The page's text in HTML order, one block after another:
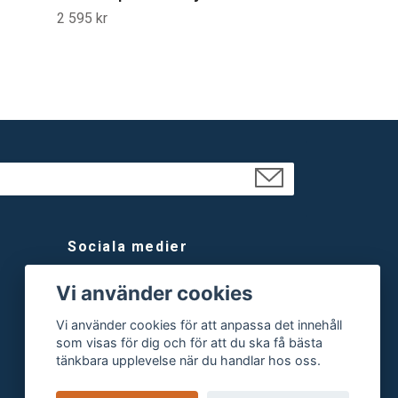
2 595 kr
Sociala medier
Facebook
Vi använder cookies
Vi använder cookies för att anpassa det innehåll
som visas för dig och för att du ska få bästa
tänkbara upplevelse när du handlar hos oss.